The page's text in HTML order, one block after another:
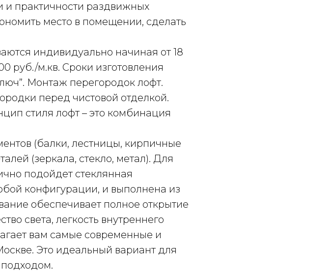
и практичности раздвижных
место в помещении, сделать
индивидуально начиная от 18
руб./м.кв. Сроки изготовления
Монтаж перегородок лофт.
перед чистовой отделкой.
стиля лофт – это комбинация
(балки, лестницы, кирпичные
(зеркала, стекло, метал). Для
подойдет стеклянная
конфигурации, и выполнена из
обеспечивает полное открытие
света, легкость внутреннего
вам самые современные и
Это идеальный вариант для